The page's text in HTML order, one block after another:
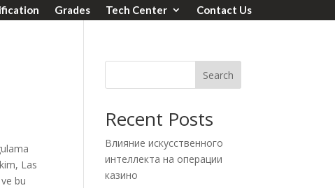
Grades Tech Center Contact Us
Las
bu
Search
Recent Posts
Влияние искусственного
интеллекта на операции
казино